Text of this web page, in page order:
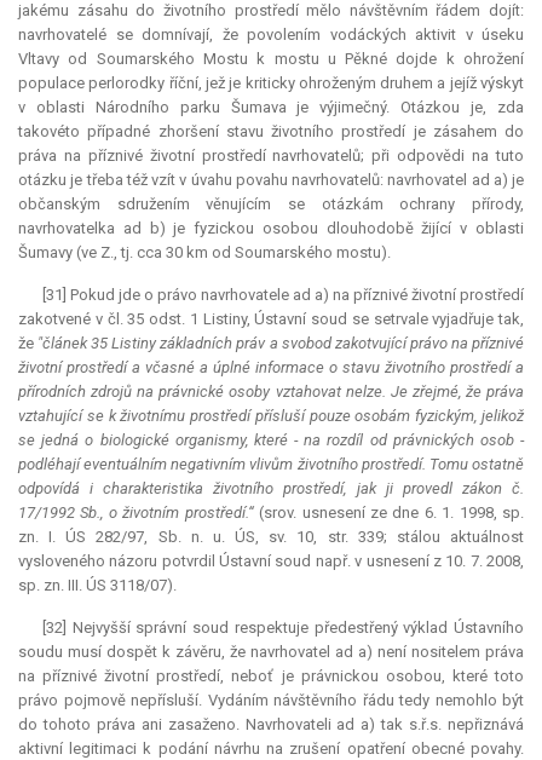
jakému zásahu do životního prostředí mělo návštěvním řádem dojít:
navrhovatelé se domnívají, že povolením vodáckých aktivit v úseku
Vltavy od Soumarského Mostu k mostu u Pěkné dojde k ohrožení
populace perlorodky říční, jež je kriticky ohroženým druhem a jejíž výskyt
v oblasti Národního parku Šumava je výjimečný. Otázkou je, zda
takovéto případné zhoršení stavu životního prostředí je zásahem do
práva na příznivé životní prostředí navrhovatelů; při odpovědi na tuto
otázku je třeba též vzít v úvahu povahu navrhovatelů: navrhovatel ad a) je
občanským sdružením věnujícím se otázkám ochrany přírody,
navrhovatelka ad b) je fyzickou osobou dlouhodobě žijící v oblasti
Šumavy (ve Z., tj. cca 30 km od Soumarského mostu).
[31] Pokud jde o právo navrhovatele ad a) na příznivé životní prostředí
zakotvené v čl. 35 odst. 1 Listiny, Ústavní soud se setrvale vyjadřuje tak,
že "článek 35 Listiny základních práv a svobod zakotvující právo na příznivé
životní prostředí a včasné a úplné informace o stavu životního prostředí a
přírodních zdrojů na právnické osoby vztahovat nelze. Je zřejmé, že práva
vztahující se k životnímu prostředí přísluší pouze osobám fyzickým, jelikož
se jedná o biologické organismy, které - na rozdíl od právnických osob -
podléhají eventuálním negativním vlivům životního prostředí. Tomu ostatně
odpovídá i charakteristika životního prostředí, jak ji provedl zákon č.
17/1992 Sb., o životním prostředí.“(srov. usnesení ze dne 6. 1. 1998, sp.
zn. I. ÚS 282/97, Sb. n. u. ÚS, sv. 10, str. 339; stálou aktuálnost
vysloveného názoru potvrdil Ústavní soud např. v usnesení z 10. 7. 2008,
sp. zn. III. ÚS 3118/07).
[32] Nejvyšší správní soud respektuje předestřený výklad Ústavního
soudu musí dospět k závěru, že navrhovatel ad a) není nositelem práva
na příznivé životní prostředí, neboť je právnickou osobou, které toto
právo pojmově nepřísluší. Vydáním návštěvního řádu tedy nemohlo být
do tohoto práva ani zasaženo. Navrhovateli ad a) tak s.ř.s. nepřiznává
aktivní legitimaci k podání návrhu na zrušení opatření obecné povahy.